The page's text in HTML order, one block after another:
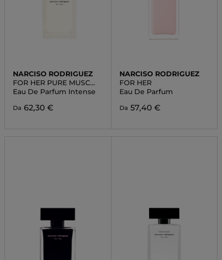
NARCISO RODRIGUEZ
FOR HER PURE MUSC
BLANC
Eau De Parfum Intense
Da 62,30 €
NARCISO RODRIGUEZ
FOR HER
Eau De Parfum
Da 57,40 €